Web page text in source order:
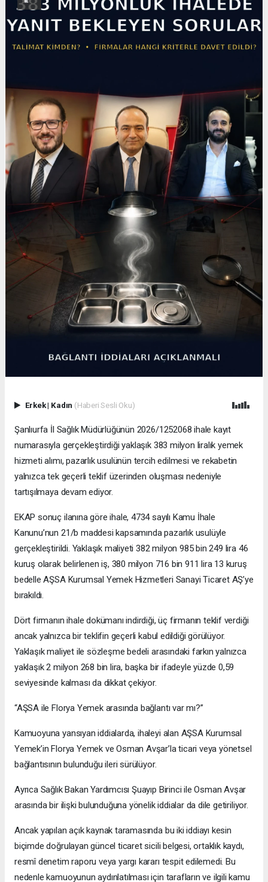
Erkek| Kadın (Haberi Sesli Oku)
Şanlıurfa İl Sağlık Müdürlüğünün 2026/1252068 ihale kayıt
numarasıyla gerçekleştirdiği yaklaşık 383 milyon liralık yemek
hizmeti alımı, pazarlık usulünün tercih edilmesi ve rekabetin
yalnızca tek geçerli teklif üzerinden oluşması nedeniyle
tartışılmaya devam ediyor.
EKAP sonuç ilanına göre ihale, 4734 sayılı Kamu İhale
Kanunu’nun 21/b maddesi kapsamında pazarlık usulüyle
gerçekleştirildi. Yaklaşık maliyeti 382 milyon 985 bin 249 lira 46
kuruş olarak belirlenen iş, 380 milyon 716 bin 911 lira 13 kuruş
bedelle AŞSA Kurumsal Yemek Hizmetleri Sanayi Ticaret AŞ’ye
bırakıldı.
Dört firmanın ihale dokümanı indirdiği, üç firmanın teklif verdiği
ancak yalnızca bir teklifin geçerli kabul edildiği görülüyor.
Yaklaşık maliyet ile sözleşme bedeli arasındaki farkın yalnızca
yaklaşık 2 milyon 268 bin lira, başka bir ifadeyle yüzde 0,59
seviyesinde kalması da dikkat çekiyor.
“AŞSA ile Florya Yemek arasında bağlantı var mı?”
Kamuoyuna yansıyan iddialarda, ihaleyi alan AŞSA Kurumsal
Yemek’in Florya Yemek ve Osman Avşar’la ticari veya yönetsel
bağlantısının bulunduğu ileri sürülüyor.
Ayrıca Sağlık Bakan Yardımcısı Şuayıp Birinci ile Osman Avşar
arasında bir ilişki bulunduğuna yönelik iddialar da dile getiriliyor.
Ancak yapılan açık kaynak taramasında bu iki iddiayı kesin
biçimde doğrulayan güncel ticaret sicili belgesi, ortaklık kaydı,
resmî denetim raporu veya yargı kararı tespit edilemedi. Bu
nedenle kamuoyunun aydınlatılması için tarafların ve ilgili kamu